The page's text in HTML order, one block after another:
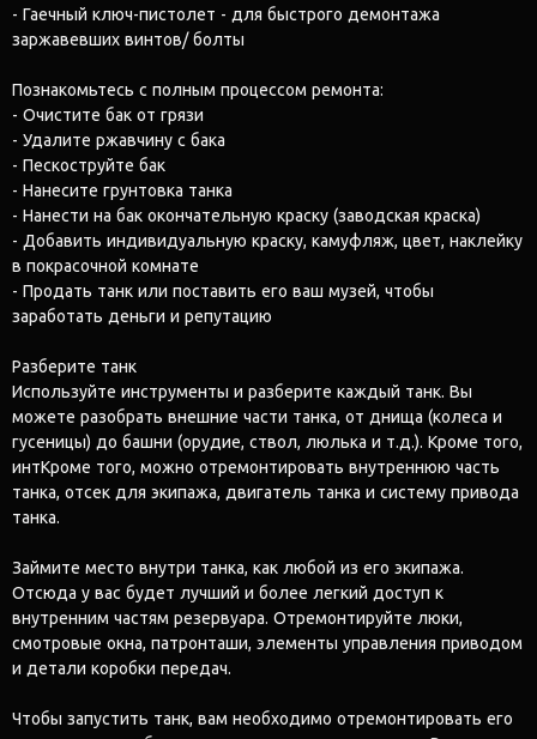
- Гаечный ключ-пистолет - для быстрого демонтажа
заржавевших винтов/ болты
Познакомьтесь с полным процессом ремонта:
- Очистите бак от грязи
- Удалите ржавчину с бака
- Пескоструйте бак
- Нанесите грунтовка танка
- Нанести на бак окончательную краску (заводская краска)
- Добавить индивидуальную краску, камуфляж, цвет, наклейку
в покрасочной комнате
- Продать танк или поставить его ваш музей, чтобы
заработать деньги и репутацию
Разберите танк
Используйте инструменты и разберите каждый танк. Вы
можете разобрать внешние части танка, от днища (колеса и
гусеницы) до башни (орудие, ствол, люлька и т.д.). Кроме того,
интКроме того, можно отремонтировать внутреннюю часть
танка, отсек для экипажа, двигатель танка и систему привода
танка.
Займите место внутри танка, как любой из его экипажа.
Отсюда у вас будет лучший и более легкий доступ к
внутренним частям резервуара. Отремонтируйте люки,
смотровые окна, патронташи, элементы управления приводом
и детали коробки передач.
Чтобы запустить танк, вам необходимо отремонтировать его